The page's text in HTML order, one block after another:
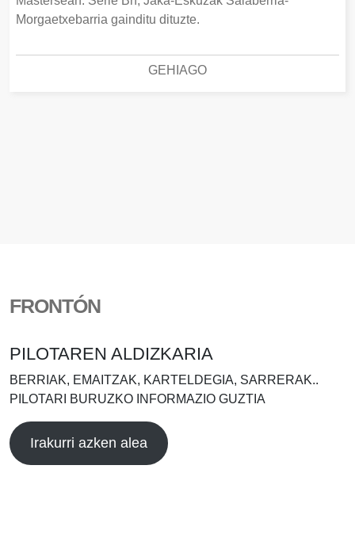
Morgaetxebarria gainditu dituzte.
GEHIAGO
FRONTÓN
PILOTAREN ALDIZKARIA
BERRIAK, EMAITZAK, KARTELDEGIA, SARRERAK..
PILOTARI BURUZKO INFORMAZIO GUZTIA
Irakurri azken alea